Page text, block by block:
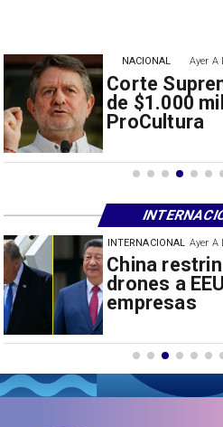
Ayer A
Papa León
Sudamérica
INTERNACIONAL
Ayer A
Corte
de $1.000
ProCultura
NACIONAL